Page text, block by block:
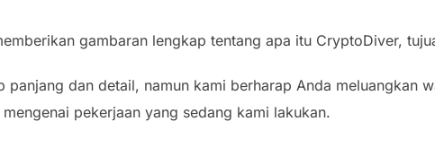
gambaran lengkap tentang apa itu CryptoDiver,
panjang dan detail, namun kami berharap Anda meluangkan
pekerjaan yang sedang kami lakukan.